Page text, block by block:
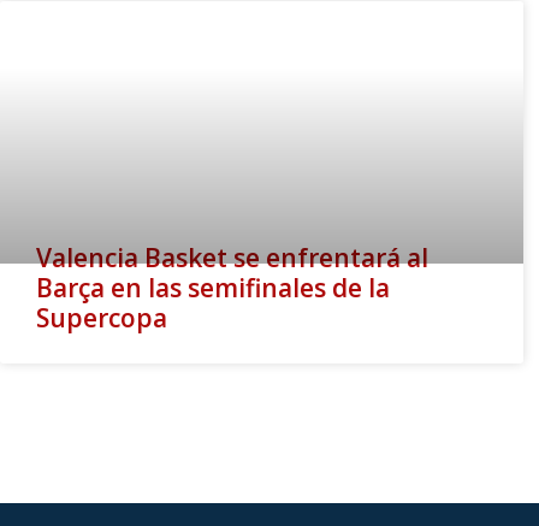
Valencia Basket se enfrentará al
Barça en las semifinales de la
Supercopa